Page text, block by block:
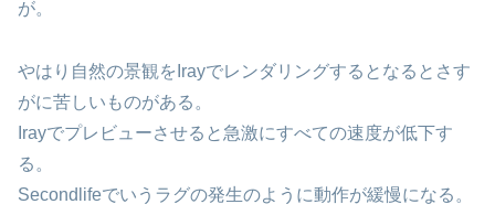
が。
やはり自然の景観をIrayでレンダリングするとなるとさす
がに苦しいものがある。
Irayでプレビューさせると急激にすべての速度が低下す
る。
Secondlifeでいうラグの発生のように動作が緩慢になる。